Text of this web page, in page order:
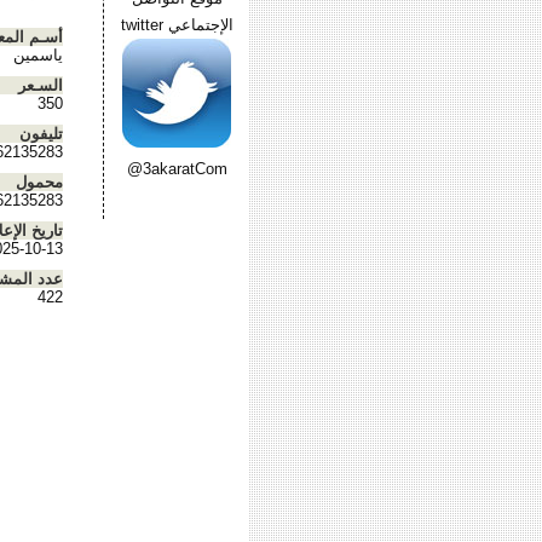
أسـم
ياسمين
السـعر
350
تليفون
محمول
تاريخ
10-13
عدد
422
الإجتماعي twitter
@3akaratCom